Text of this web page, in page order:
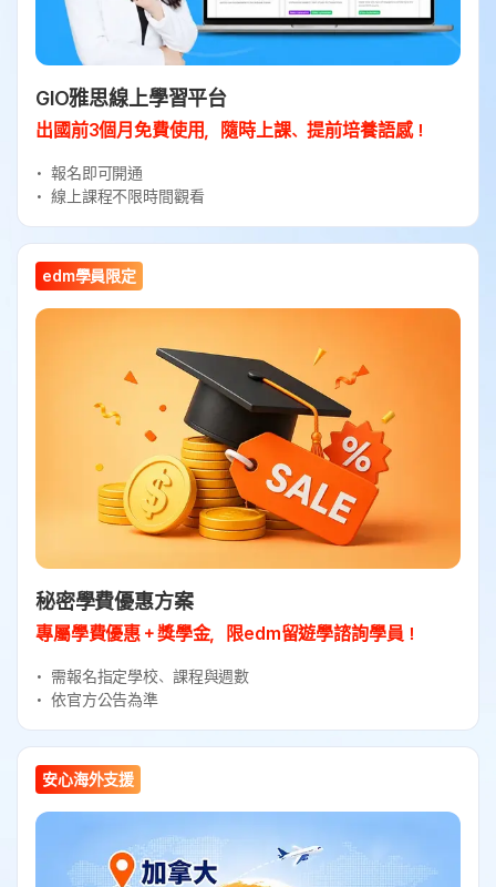
GIO雅思線上學習平台
出國前3個月免費使用，隨時上課、提前培養語感！
報名即可開通
線上課程不限時間觀看
edm學員限定
秘密學費優惠方案
專屬學費優惠＋獎學金，限edm留遊學諮詢學員！
需報名指定學校、課程與週數
依官方公告為準
安心海外支援